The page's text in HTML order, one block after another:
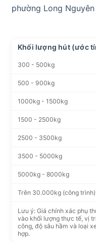
phường Long
Khối lượng hút (ước
300 - 500kg
500 - 900kg
1000kg - 1500kg
1500 - 2500kg
2500 - 3500kg
3500 - 5000kg
5000kg - 8000kg
Trên 30.000kg (công trình)
Lưu ý: Giá chính xác phụ
vào khối lượng thực tế, vị
công, độ sâu hầm và loại
hợp.